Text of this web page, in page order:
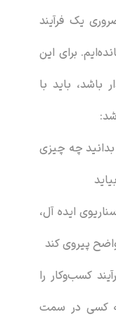
یک فرآیند
گنجانده‌ایم. برای این
باشد، باید با
چه چیزی
ایده آل،
پیروی کند
کسب‌وکار را
چه کسی در سمت